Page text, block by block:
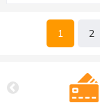
1 2